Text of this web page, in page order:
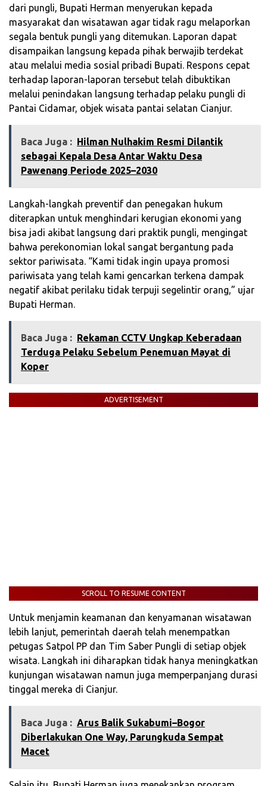
dari pungli, Bupati Herman menyerukan kepada
masyarakat dan wisatawan agar tidak ragu melaporkan
segala bentuk pungli yang ditemukan. Laporan dapat
disampaikan langsung kepada pihak berwajib terdekat
atau melalui media sosial pribadi Bupati. Respons cepat
terhadap laporan-laporan tersebut telah dibuktikan
melalui penindakan langsung terhadap pelaku pungli di
Pantai Cidamar, objek wisata pantai selatan Cianjur.
Baca Juga : ‎Hilman Nulhakim Resmi Dilantik
sebagai Kepala Desa Antar Waktu Desa
Pawenang Periode 2025–2030
Langkah-langkah preventif dan penegakan hukum
diterapkan untuk menghindari kerugian ekonomi yang
bisa jadi akibat langsung dari praktik pungli, mengingat
bahwa perekonomian lokal sangat bergantung pada
sektor pariwisata. “Kami tidak ingin upaya promosi
pariwisata yang telah kami gencarkan terkena dampak
negatif akibat perilaku tidak terpuji segelintir orang,” ujar
Bupati Herman.
Baca Juga : Rekaman CCTV Ungkap Keberadaan
Terduga Pelaku Sebelum Penemuan Mayat di
Koper
ADVERTISEMENT
SCROLL TO RESUME CONTENT
Untuk menjamin keamanan dan kenyamanan wisatawan
lebih lanjut, pemerintah daerah telah menempatkan
petugas Satpol PP dan Tim Saber Pungli di setiap objek
wisata. Langkah ini diharapkan tidak hanya meningkatkan
kunjungan wisatawan namun juga memperpanjang durasi
tinggal mereka di Cianjur.
Baca Juga : Arus Balik Sukabumi–Bogor
Diberlakukan One Way, Parungkuda Sempat
Macet